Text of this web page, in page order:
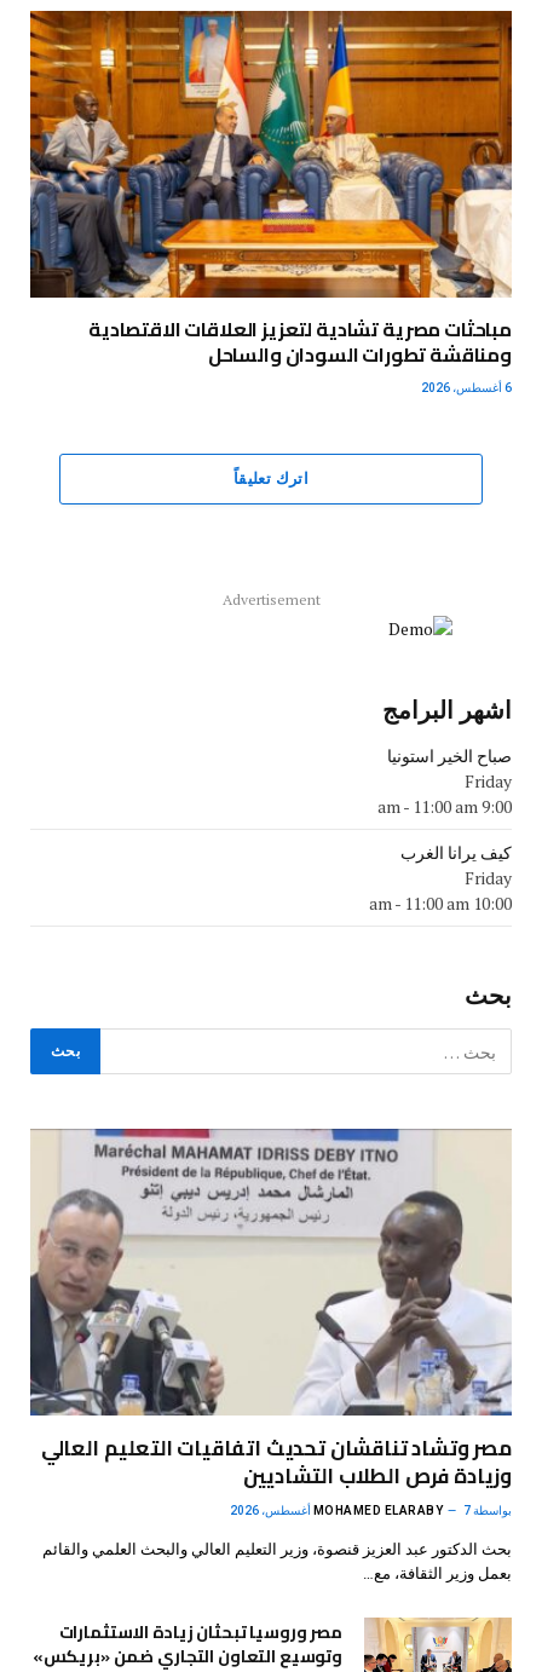
مباحثات مصرية تشادية لتعزيز العلاقات الاقتصادية
ومناقشة تطورات السودان والساحل
6 أغسطس، 2026
اترك تعليقاً
Advertisement
اشهر البرامج
صباح الخير استونيا
Friday
9:00 am
- 11:00 am
كيف يرانا الغرب
Friday
10:00 am
- 11:00 am
بحث
مصر وتشاد تناقشان تحديث اتفاقيات التعليم العالي
وزيادة فرص الطلاب التشاديين
بواسطة MOHAMED ELARABY 7 أغسطس، 2026
بحث الدكتور عبد العزيز قنصوة، وزير التعليم العالي والبحث العلمي والقائم
بعمل وزير الثقافة، مع…
مصر وروسيا تبحثان زيادة الاستثمارات
وتوسيع التعاون التجاري ضمن «بريكس»